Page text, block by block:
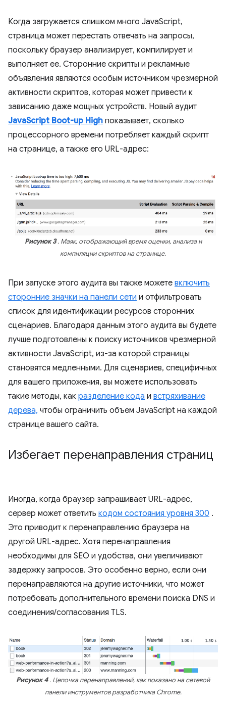
Когда загружается слишком много JavaScript,
страница может перестать отвечать на запросы,
поскольку браузер анализирует, компилирует и
выполняет ее. Сторонние скрипты и рекламные
объявления являются особым источником чрезмерной
активности скриптов, которая может привести к
зависанию даже мощных устройств. Новый аудит
JavaScript Boot-up High показывает, сколько
процессорного времени потребляет каждый скрипт
на странице, а также его URL-адрес:
Рисунок 3. Маяк, отображающий время оценки, анализа и
компиляции скриптов на странице.
При запуске этого аудита вы также можете включить
сторонние значки на панели сети и отфильтровать
список для идентификации ресурсов сторонних
сценариев. Благодаря данным этого аудита вы будете
лучше подготовлены к поиску источников чрезмерной
активности JavaScript, из-за которой страницы
становятся медленными. Для сценариев, специфичных
для вашего приложения, вы можете использовать
такие методы, как разделение кода и встряхивание
дерева, чтобы ограничить объем JavaScript на каждой
странице вашего сайта.
Избегает перенаправления страниц
Иногда, когда браузер запрашивает URL-адрес,
сервер может ответить кодом состояния уровня 300 .
Это приводит к перенаправлению браузера на
другой URL-адрес. Хотя перенаправления
необходимы для SEO и удобства, они увеличивают
задержку запросов. Это особенно верно, если они
перенаправляются на другие источники, что может
потребовать дополнительного времени поиска DNS и
соединения/согласования TLS.
Рисунок 4. Цепочка перенаправлений, как показано на сетевой
панели инструментов разработчика Chrome.